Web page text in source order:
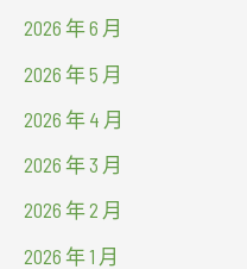
2026 年 6 月
2026 年 5 月
2026 年 4 月
2026 年 3 月
2026 年 2 月
2026 年 1 月